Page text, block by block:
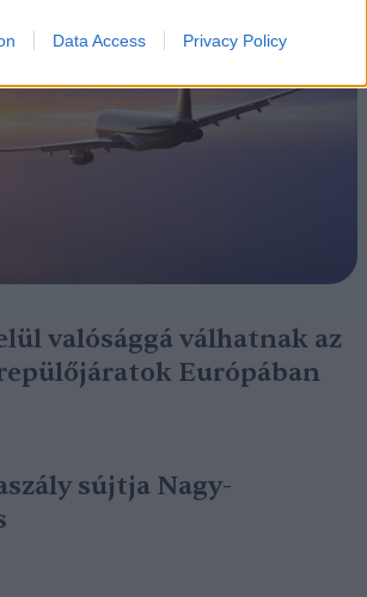
Data Access Privacy Policy
valósággá válhatnak az
Európában
sújtja Nagy-